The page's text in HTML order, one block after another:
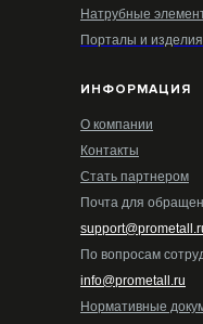
Натрубные
Порталы и
ИНФОРМАЦИЯ
О компании
Контакты
Стать партнером
Почта для
По вопросам
info@prometall.ru
Нормативные